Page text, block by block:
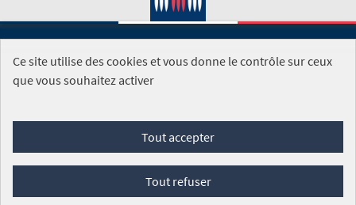
SITE DE L'ASSEMBLÉE NATIONALE
Foire aux questions
Conditions générales d'utilisation (CGU)
Mentions légales
Cookies
Ce site utilise des cookies et vous donne le contrôle sur ceux
que vous souhaitez activer
Tout accepter
Tout refuser